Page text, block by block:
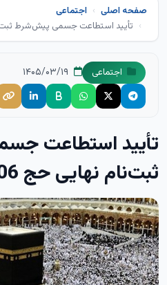
صفحه اصلی
اجتماعی
تأیید استطاعت جسمی پیش‌شرط ثبت‌نام
اجتماعی
تأیید استطاعت
ثبت‌نام نهایی حج 1406 شد